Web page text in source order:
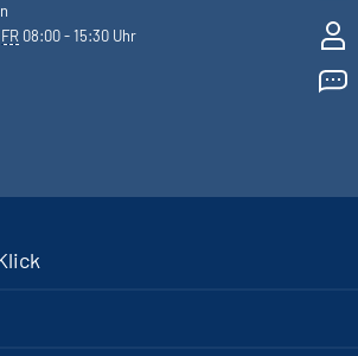
FR 08:00 - 15:30 Uhr